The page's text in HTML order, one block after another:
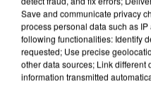
Save and communicate privacy
process personal data such as
following functionalities: Identify
requested; Use precise
other data sources; Link different
information transmitted